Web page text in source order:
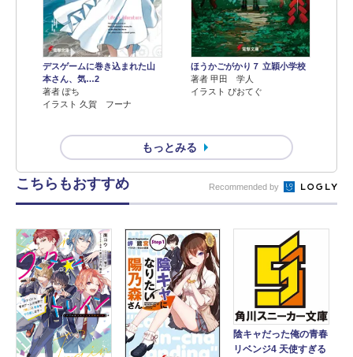
デスゲームに巻き込まれた山
本さん、気…2
著者 ぽち
イラスト 久賀 フーナ
ほうかごがかり７ 立穎小学校
著者 甲田 学人
イラスト ぴおてぐ
もっとみる
こちらもおすすめ Recommended by
陰キャだった俺の青春
リベンジ4 天使すぎる